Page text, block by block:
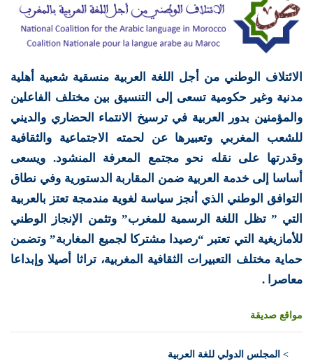
الائتلاف الوطني من أجل اللغة العربية منسقية شعبية أهلية
مدنية وغير حكومية تسعى إلى التنسيق بين مختلف الفاعلين
والمؤمنين بدور العربية في ترسيخ الانتماء الحضاري والديني
للشعب المغربي وتعبيرها عن لحمته الاجتماعية والثقافية
وقدرتها على نقله نحو مجتمع المعرفة المنشود. ويسعى
أساسا إلى خدمة العربية ضمن المقاربة الدستورية وفي نطاق
التوافق الوطني الذي أنجز سياسة لغوية مندمجة تعتز بالعربية
التي ” تظل اللغة الرسمية للمغرب” وتثمن الإنجاز الوطني
للأمازيغية التي تعتبر “رصيدا مشتركا لجميع المغاربة” وتضمن
حماية مختلف التعبيرات الثقافية المغربية، تراثا أصيلا وإبداعا
معاصرا .
مواقع صديقة
> المجلس الدولي للغة العربية